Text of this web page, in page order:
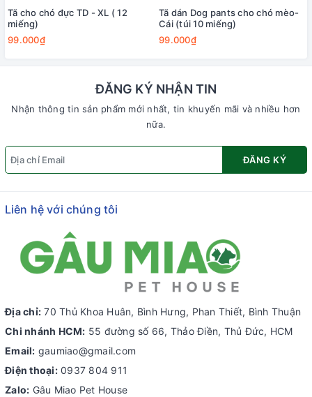
Tã cho chó đực TD - XL ( 12
miếng)
99.000₫
Tã dán Dog pants cho chó mèo-
Cái (túi 10 miếng)
99.000₫
ĐĂNG KÝ NHẬN TIN
Nhận thông tin sản phẩm mới nhất, tin khuyến mãi và nhiều hơn
nữa.
ĐĂNG KÝ
Liên hệ với chúng tôi
Địa chỉ: 70 Thủ Khoa Huân, Bình Hưng, Phan Thiết, Bình Thuận
Chi nhánh HCM: 55 đường số 66, Thảo Điền, Thủ Đức, HCM
Email: gaumiao@gmail.com
Điện thoại: 0937 804 911
Zalo: Gâu Miao Pet House